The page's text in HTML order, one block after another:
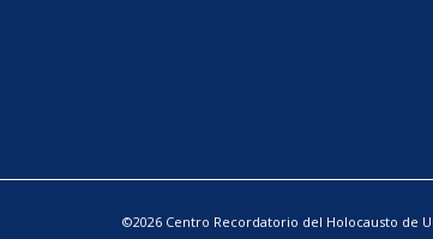
©2026 Centro Recordatorio del Holocausto de